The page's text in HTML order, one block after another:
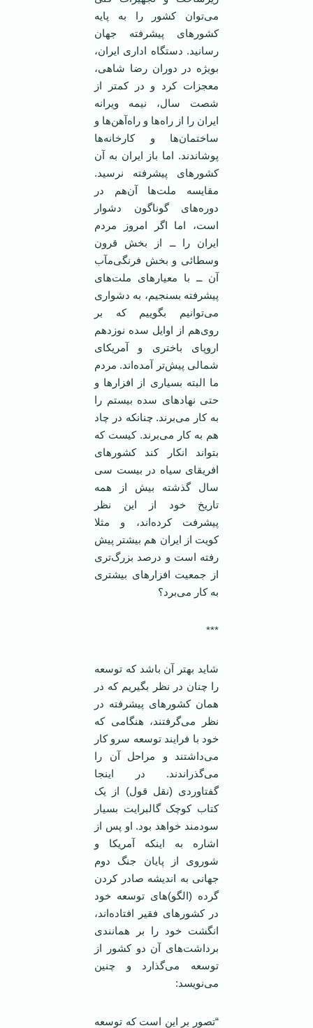
می‌توان کشور را به پایه
کشورهای پیشرفته جهان
رسانید. دستگاه اداری ایران،
بویژه در دوران رضا شاهی،
معجزات کرد و در کمتر از
شصت سال، نیمه ویرانه
ایران را از راه‌ها و راه‌آهن‌ها و
ساختمان‌ها و کارخانه‌ها
پوشاندند. اما باز ایران به آن
کشورهای پیشرفته نرسید.
مقایسه ملت‌ها آن‌هم در
دوره‌های گوناگون دشوار
است، اما اگر امروز مردم
ایران را ــ از بخش قرون
وسطائی و بخش فرنگی‌مآب
آن ــ با معیارهای ملت‌های
پیشرفته بسنجیم، به دشواری
می‌توانیم بگوییم که بر
روی‌هم از اوایل سده نوزدهم
اروپای باختری و آمریکای
شمالی پیش‌تر آمده‌اند. مردم
ما البته بسیاری از افزارها و
حتی نهادهای سده بیستم را
به کار می‌برند. چنانکه در چاد
هم به کار می‌برند. کیست که
بتواند انکار کند کشورهای
افریقای سیاه در بیست سی
سال گذشته بیش از همه
تاریخ خود از این نظر
پیشرفت کرده‌اند، و مثلا
کویت از ایران هم بیشتر پیش
رفته است و درصد بزرگ‌تری
از جمعیت افزارهای بیشتری
به کار می‌برد؟
***
شاید بهتر آن باشد که توسعه
را چنان در نظر بگیریم که در
همان کشورهای پیشرفته در
نظر می‌گرفتند، هنگامی که
خود با فرایند توسعه سرو کار
می‌داشتند و مراحل آن را
می‌گذراندند. در اینجا
گفتاوردی (نقل قول) از یک
کتاب کوچک گالبرایت بسیار
سودمند خواهد بود. او پس از
اشاره به اینکه آمریکا و
شوروی از پایان جنگ دوم
جهانی به اندیشه صادر کردن
گرده (الگو)‌های توسعه خود
در کشورهای فقیر افتاده‌اند،
انگشت خود را بر همانندی
برداشت‌های آن دو کشور از
توسعه می‌گذارد و چنین
می‌نویسد:
“تصور بر این است که توسعه